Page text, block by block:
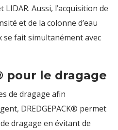
LIDAR. Aussi, l’acquisition de
et de la colonne d’eau
se fait simultanément avec
pour le dragage
de dragage afin
DREDGEPACK® permet
dragage en évitant de